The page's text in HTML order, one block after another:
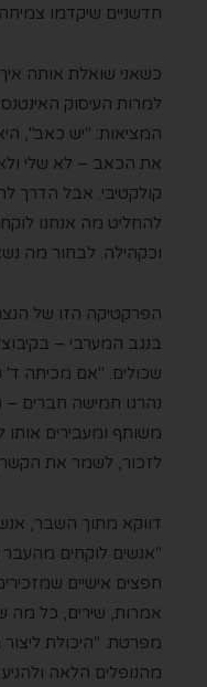
חדשניים שיקדמו
כשאני שואלת אותה
למרות העיסוק
המציאות: "יש כאב",
את הכאב – לא שלי
קולקטיבי. אבל הדרך
להחליט מה אנחנו
וכקהילה. לבחור מה
הפרקטיקה הזו של
בנגב המערבי –
נהרגו חמישה חברים –
משותף ומעבירים
לזכור, לשמר את הקשר,
דווקא מתוך השבר,
"אנשים לוקחים מהעבר
חפצים אישיים
אמרות, שירים, כל מה
מפרטת. "היכולת
מהנופלים הלאה